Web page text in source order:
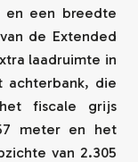
en een breedte
de Extended
laadruimte in
achterbank, die
fiscale grijs
meter en het
van 2.305